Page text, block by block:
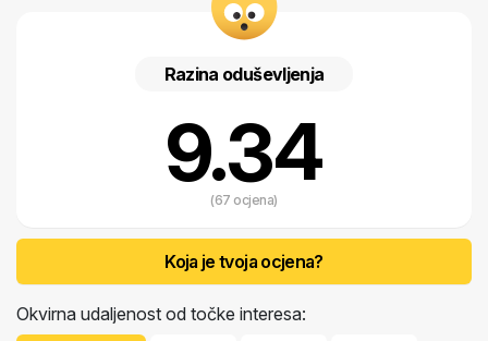
Razina oduševljenja
9.34
(67 ocjena)
Koja je tvoja ocjena?
Okvirna udaljenost od točke interesa: